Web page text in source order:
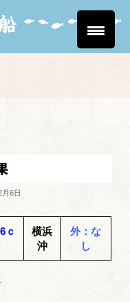
6日
ｃ
横浜
沖
外：な
し